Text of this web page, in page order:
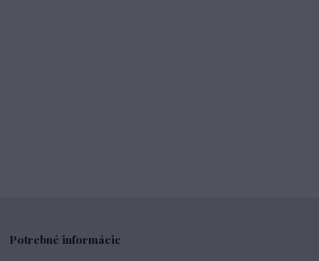
Potrebné informácie